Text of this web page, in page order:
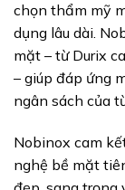
chọn thẩm mỹ
dụng lâu dài.
mặt – từ Durix
– giúp đáp ứng
ngân sách của
Nobinox cam
nghệ bề mặt